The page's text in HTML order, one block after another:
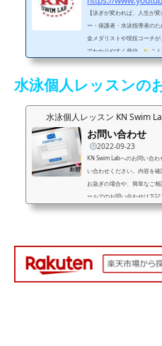
【泳ぎが変われば、人生が
ー・保護者・水泳指導者の
金メダリストや現役コーチ
でわかりやすく発信。
こ
る・フォームをきれいにし
投稿ジャンル・
ンのビフォーアフター・元
水泳個人レッスンの
水泳個人レッスン KN Swim
お問い合わせ
2022-09-23
KN Swim Labへのお問い合
い合わせください。内容を
お急ぎの場合や、簡単なご
ールでのお問い合わせは下記